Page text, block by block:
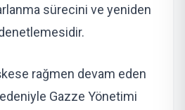
sürecini ve yeniden
denetlemesidir.
rağmen devam eden
Gazze Yönetimi